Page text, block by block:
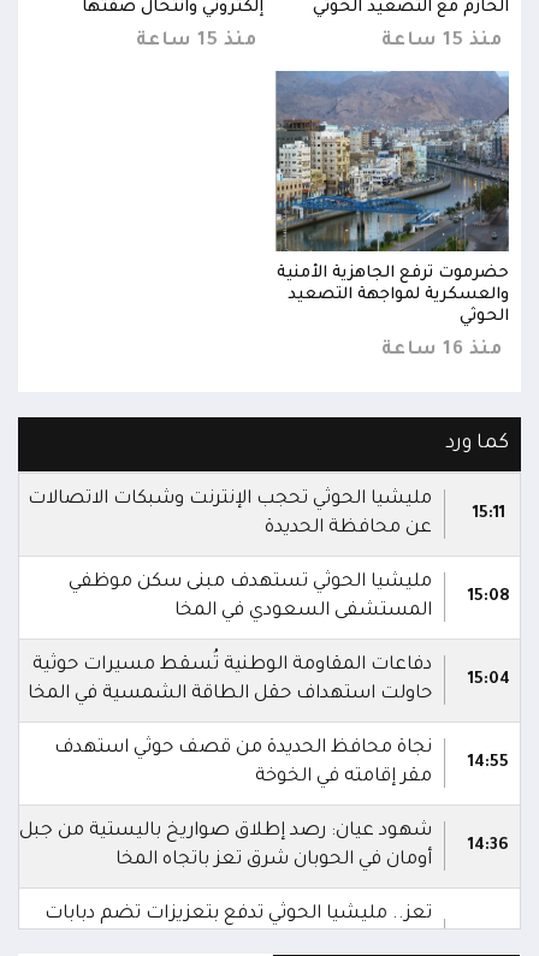
الحازم مع التصعيد الحوثي
منذ 15 ساعة
إلكتروني وانتحال صفتها
منذ 15 ساعة
حضرموت ترفع الجاهزية الأمنية
والعسكرية لمواجهة التصعيد
الحوثي
منذ 16 ساعة
كما ورد
15:11
مليشيا الحوثي تحجب الإنترنت وشبكات الاتصالات
عن محافظة الحديدة
15:08
مليشيا الحوثي تستهدف مبنى سكن موظفي
المستشفى السعودي في المخا
15:04
دفاعات المقاومة الوطنية تُسقط مسيرات حوثية
حاولت استهداف حقل الطاقة الشمسية في المخا
14:55
نجاة محافظ الحديدة من قصف حوثي استهدف
مقر إقامته في الخوخة
14:36
شهود عيان: رصد إطلاق صواريخ باليستية من جبل
أومان في الحوبان شرق تعز باتجاه المخا
تعز.. مليشيا الحوثي تدفع بتعزيزات تضم دبابات